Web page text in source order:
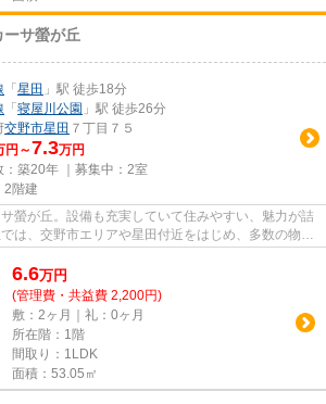
ーサ螢が丘
「 星田 」駅 徒歩18分
「 寝屋川公園 」駅 徒歩26分
交野市星田 ７丁目７５
円～7.3万円
：築20年 ｜募集中： 2室
2階建
螢が丘。設備も充実していて住みやすい、魅力が詰
は、交野市エリアや星田付近をはじめ、多数の物件
...
6.6万円
(管理費・共益費 2,200円)
敷：2ヶ月｜礼：0ヶ月
所在階：1階
間取り：1LDK
面積：53.05㎡